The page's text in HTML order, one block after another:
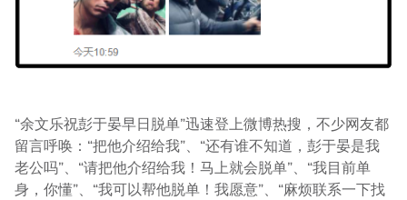
“余文乐祝彭于晏早日脱单”迅速登上微博热搜，不少网友都
留言呼唤：“把他介绍给我”、“还有谁不知道，彭于晏是我
老公吗”、“请把他介绍给我！马上就会脱单”、“我目前单
身，你懂”、“我可以帮他脱单！我愿意”、“麻烦联系一下找